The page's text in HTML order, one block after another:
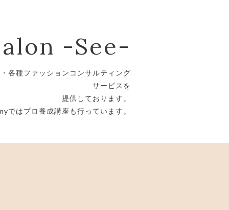
-See-
各種ファッションコンサルティング
サービスを
提供しております。
ではプロ養成講座も行っています。